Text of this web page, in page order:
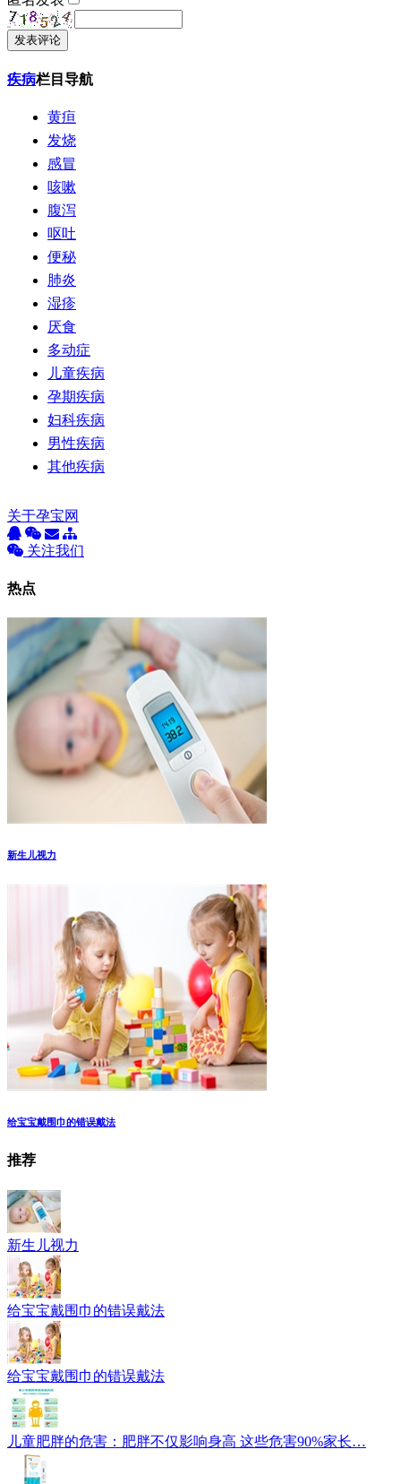
发表评论
疾病栏目导航
黄疸
发烧
感冒
咳嗽
腹泻
呕吐
便秘
肺炎
湿疹
厌食
多动症
儿童疾病
孕期疾病
妇科疾病
男性疾病
其他疾病
关于孕宝网
关注我们
热点
新生儿视力
给宝宝戴围巾的错误戴法
推荐
新生儿视力
给宝宝戴围巾的错误戴法
给宝宝戴围巾的错误戴法
儿童肥胖的危害：肥胖不仅影响身高 这些危害90%家长…